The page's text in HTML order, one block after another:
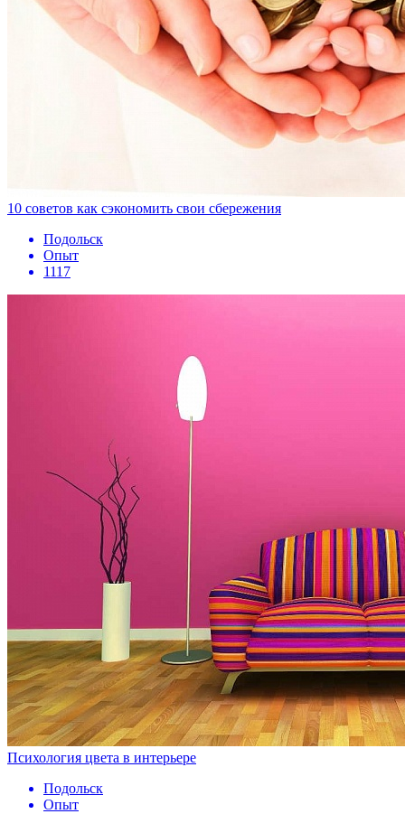
10 советов как сэкономить свои сбережения
Подольск
Опыт
1117
Психология цвета в интерьере
Подольск
Опыт